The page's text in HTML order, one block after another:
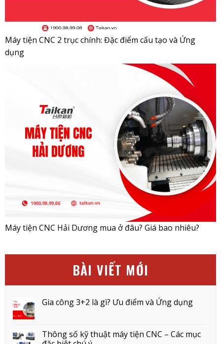
Máy tiện CNC 2 trục chính: Đặc điểm cấu tạo và Ứng
dụng
Máy tiện CNC Hải Dương mua ở đâu? Giá bao nhiêu?
BÀI VIẾT MỚI
Gia công 3+2 là gì? Ưu điểm và Ứng dụng
Thông số kỹ thuật máy tiện CNC – Các mục